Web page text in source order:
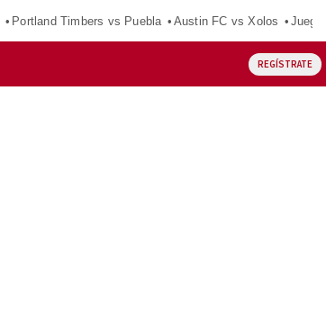
Portland Timbers vs Puebla Austin FC vs Xolos
REGÍSTRATE